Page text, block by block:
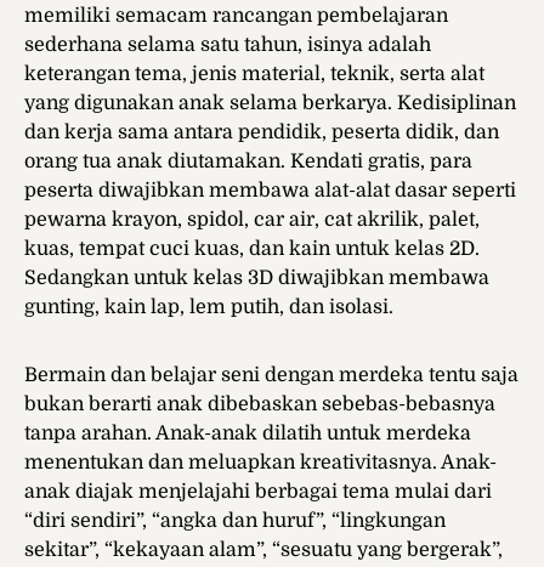
memiliki semacam rancangan pembelajaran
sederhana selama satu tahun, isinya adalah
keterangan tema, jenis material, teknik, serta alat
yang digunakan anak selama berkarya. Kedisiplinan
dan kerja sama antara pendidik, peserta didik, dan
orang tua anak diutamakan. Kendati gratis, para
peserta diwajibkan membawa alat-alat dasar seperti
pewarna krayon, spidol, car air, cat akrilik, palet,
kuas, tempat cuci kuas, dan kain untuk kelas 2D.
Sedangkan untuk kelas 3D diwajibkan membawa
gunting, kain lap, lem putih, dan isolasi.
Bermain dan belajar seni dengan merdeka tentu saja
bukan berarti anak dibebaskan sebebas-bebasnya
tanpa arahan. Anak-anak dilatih untuk merdeka
menentukan dan meluapkan kreativitasnya. Anak-
anak diajak menjelajahi berbagai tema mulai dari
“diri sendiri”, “angka dan huruf”, “lingkungan
sekitar”, “kekayaan alam”, “sesuatu yang bergerak”,